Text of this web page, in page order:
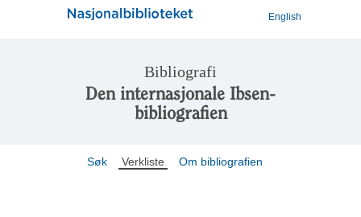
English
Bibliografi
Den internasjonale Ibsen-
bibliografien
Søk Verkliste Om bibliografien